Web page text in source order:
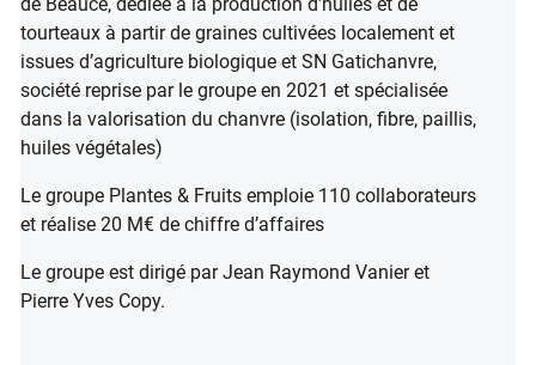
tourteaux à partir de graines cultivées localement et
issues d’agriculture biologique et SN Gatichanvre,
société reprise par le groupe en 2021 et spécialisée
dans la valorisation du chanvre (isolation, fibre, paillis,
huiles végétales)
Le groupe Plantes & Fruits emploie 110 collaborateurs
et réalise 20 M€ de chiffre d’affaires
Le groupe est dirigé par Jean Raymond Vanier et
Pierre Yves Copy.